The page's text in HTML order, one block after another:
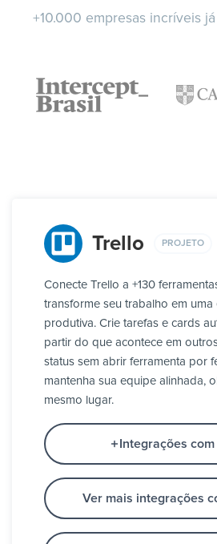
+10.000 empresas incríveis
Trello PROJETO
Conecte Trello a +130
transforme seu trabalho em uma
produtiva. Crie tarefas e cards
partir do que acontece em
status sem abrir ferramenta por
mantenha sua equipe alinhada,
mesmo lugar.
Integrações
Ver mais integrações